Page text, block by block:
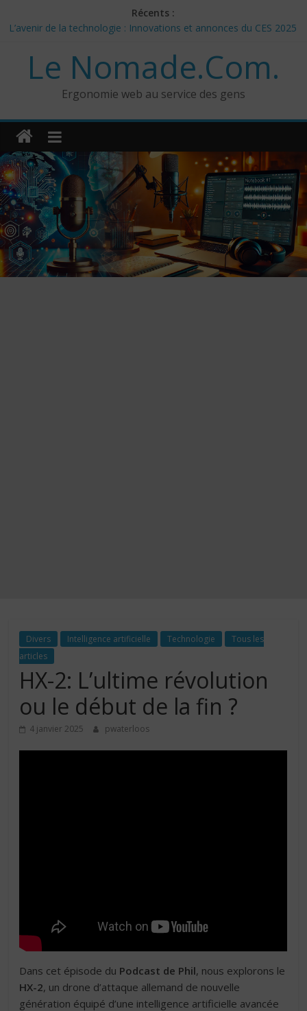
Récents :
L’avenir de la technologie : Innovations et annonces du CES 2025
Les 3 meilleurs réponses de politiciens Canadiens pour Donald
Google Deep Mind – IA : Simulation Mondiale et Défis Éthiques
NotebookLM : Mes commentaires sur 2 mois d’utilisation
CES 2025: Technologies insolites – jour 5
Le Nomade.Com.
Ergonomie web au service des gens
Divers Intelligence artificielle Technologie
Tous les
articles
HX-2: L’ultime révolution
ou le début de la fin ?
4 janvier 2025 pwaterloos
Dans cet épisode du Podcast de Phil, nous explorons le
HX-2, un drone d’attaque allemand de nouvelle
génération équipé d’une intelligence artificielle avancée